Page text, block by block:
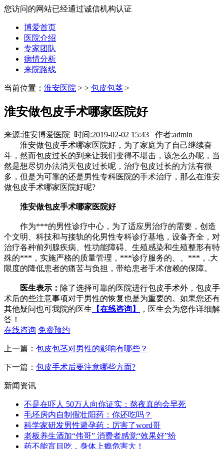
您访问的网站已经通过诚信机构认证
博爱首页
医院介绍
专家团队
病情分析
来院路线
当前位置： 淮安医院 > > 包皮包茎 >
淮安做包皮手术哪家医院好
来源:淮安博爱医院 时间:2019-02-02 15:43 作者:admin
淮安做包皮手术哪家医院好，为了家庭为了自己继续奋
斗，然而包皮过长的到来让我们变得不堪击，该怎么办呢，当
然是想尽切办法消灭包皮过长呢，治疗包皮过长的方法有很
多，但是为可靠的还是男性专科医院的手术治疗，那么在淮安
做包皮手术哪家医院好呢?
淮安做包皮手术哪家医院好
作为***的男性诊疗中心，为了适应男治疗的需要，创造
个文明、科技和与接轨的化男性专科诊疗基地，设备齐全，对
治疗各种前列腺疾病、性功能障碍、生殖感染和生殖整形有特
殊的***，实施严格的质量管理，***诊疗服务的、、***，.大
限度的降低患者的痛苦与负担，带给患者手术信赖的保障。
医生表示： 除了选择可靠的医院进行包皮手术外，包皮手
术后的些注意事项对于男性的恢复也是为重要的。如果您还有
其他疑问也可我院的医生 【在线咨询】
，医生会为您作详细解
答！
在线咨询 免费预约
上一篇： 包皮包茎对男性的影响有哪些？
下一篇： 包皮手术后要注意哪些方面?
新闻资讯
不是在吓人 50万人向你证实：熬夜真的会早死
毛坯房内自制假壮阳药：你还吃吗？
科学家研发男性避孕药：厉害了word哥
老板养生酒加“伟哥” 消费者感觉“效果好”纷
药不能盲目吃，身体上瘾危害大！